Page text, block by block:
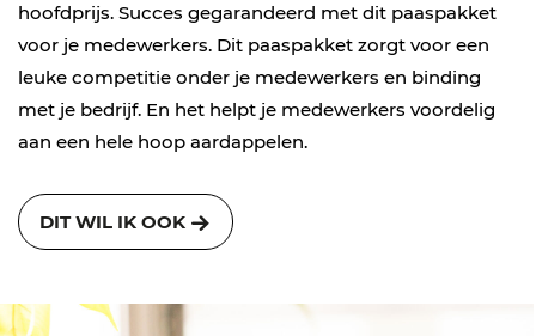
hoofdprijs. Succes gegarandeerd met dit paaspakket
voor je medewerkers. Dit paaspakket zorgt voor een
leuke competitie onder je medewerkers en binding
met je bedrijf. En het helpt je medewerkers voordelig
aan een hele hoop aardappelen.
DIT WIL IK OOK